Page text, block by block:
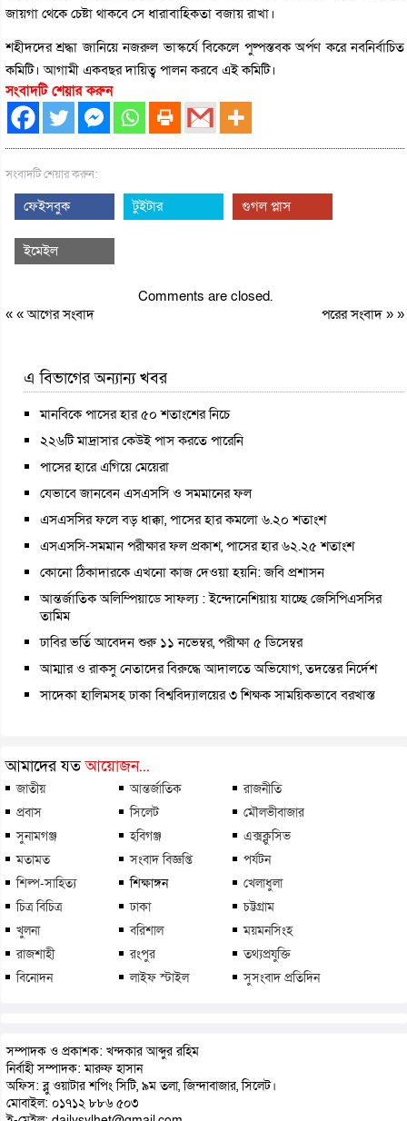
জায়গা থেকে চেষ্টা থাকবে সে ধারাবাহিকতা বজায় রাখা।
শহীদদের শ্রদ্ধা জানিয়ে নজরুল ভাস্কর্যে বিকেলে পুষ্পস্তবক অর্পণ করে নবনির্বাচিত
কমিটি। আগামী একবছর দায়িত্ব পালন করবে এই কমিটি।
সংবাদটি শেয়ার করুন
সংবাদটি শেয়ার করুন:
ফেইসবুক টুইটার গুগল প্লাস
ইমেইল
Comments are closed.
« «আগের সংবাদ পরের সংবাদ» »
এ বিভাগের অন্যান্য খবর
মানবিকে পাসের হার ৫০ শতাংশের নিচে
২২৬টি মাদ্রাসার কেউই পাস করতে পারেনি
পাসের হারে এগিয়ে মেয়েরা
যেভাবে জানবেন এসএসসি ও সমমানের ফল
এসএসসির ফলে বড় ধাক্কা, পাসের হার কমলো ৬.২০ শতাংশ
এসএসসি-সমমান পরীক্ষার ফল প্রকাশ, পাসের হার ৬২.২৫ শতাংশ
কোনো ঠিকাদারকে এখনো কাজ দেওয়া হয়নি: জবি প্রশাসন
আন্তর্জাতিক অলিম্পিয়াডে সাফল্য : ইন্দোনেশিয়ায় যাচ্ছে জেসিপিএসসির
তামিম
ঢাবির ভর্তি আবেদন শুরু ১১ নভেম্বর, পরীক্ষা ৫ ডিসেম্বর
আম্মার ও রাকসু নেতাদের বিরুদ্ধে আদালতে অভিযোগ, তদন্তের নির্দেশ
সাদেকা হালিমসহ ঢাকা বিশ্ববিদ্যালয়ের ৩ শিক্ষক সাময়িকভাবে বরখাস্ত
আমাদের যতআয়োজন...
জাতীয় আন্তর্জাতিক
রাজনীতি
প্রবাস
সিলেট
মৌলভীবাজার
সুনামগঞ্জ
হবিগঞ্জ
এক্সক্লুসিভ
মতামত
সংবাদ বিজ্ঞপ্তি
পর্যটন
শিল্প-সাহিত্য
শিক্ষাঙ্গন
খেলাধুলা
চিত্র বিচিত্র
ঢাকা
চট্টগ্রাম
খুলনা
বরিশাল
ময়মনসিংহ
রাজশাহী
রংপুর
তথ্যপ্রযুক্তি
বিনোদন
লাইফ স্টাইল সুসংবাদ প্রতিদিন
সম্পাদক ও প্রকাশক: খন্দকার আব্দুর রহিম
নির্বাহী সম্পাদক: মারুফ হাসান
অফিস: ব্লু ওয়াটার শপিং সিটি, ৯ম তলা, জিন্দাবাজার, সিলেট।
মোবাইল: ০১৭১২ ৮৮৬ ৫০৩